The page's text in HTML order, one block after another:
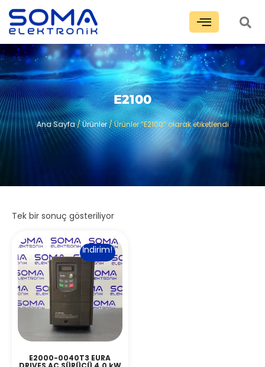
E2100
Ana Sayfa/Ürünler/ Ürünler “E2100” olarak etiketlendi
Tek bir sonuç gösteriliyor
İndirim!
E2000-0040T3 EURA